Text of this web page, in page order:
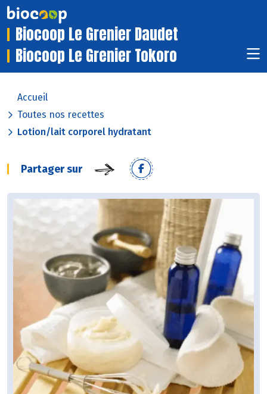
Biocoop Le Grenier Daudet
Biocoop Le Grenier Tokoro
Accueil
Toutes nos recettes
Lotion/lait corporel hydratant
Partager sur